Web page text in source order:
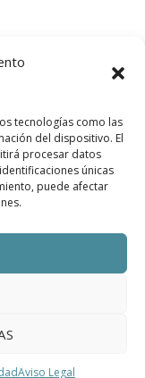
tecnologías como las
del dispositivo. El
procesar datos
únicas
puede afectar
Aviso Legal